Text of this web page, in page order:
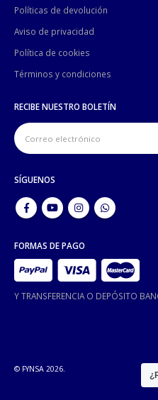
Políticas de devolución
Aviso de privacidad
Política de cookies
Términos y condiciones
RECIBE NUESTRO BOLETÍN
SÍGUENOS
FORMAS DE PAGO
Y TRANSFERENCIA O DEPÓSITO
© FYNSA 2026.